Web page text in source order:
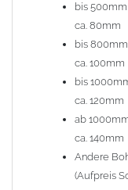
Es stehen insgesamt
Auswahlfeld
(unser Topseller)
Laube, 13
17 Dach, 18
Typ 07 (Welle
Aufpreis von
Shop möglich).
Die Typen 02
bis
ca. 80mm
bis
ca. 100mm
bis
ca. 120mm
ab
ca. 140mm
Andere
(Aufpreis